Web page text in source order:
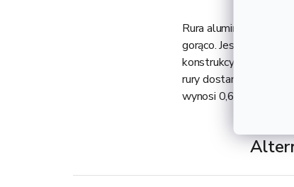
Rura aluminiowa
gorąco. Jest lżejsza
konstrukcyjny, który
rury dostarczane są w
wynosi 0,68 kg.